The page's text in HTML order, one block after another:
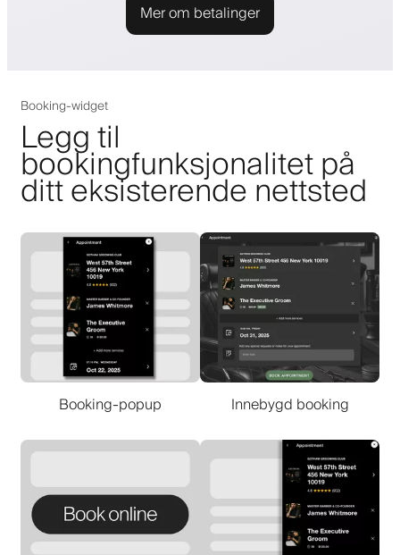
Mer om betalinger
Booking-widget
Legg til
bookingfunksjonalitet på
ditt eksisterende nettsted
Booking-popup Innebygd booking